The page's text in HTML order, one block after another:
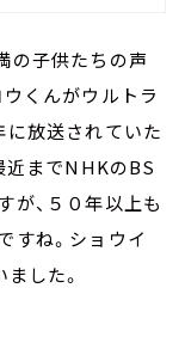
の子供たちの声
くんがウルトラ
に放送されていた
近までNHKのBS
が、５０年以上も
すね。ショウイ
した。